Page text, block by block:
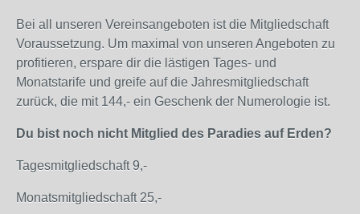
Bei all unseren Vereinsangeboten ist die Mitgliedschaft
Voraussetzung. Um maximal von unseren Angeboten zu
profitieren, erspare dir die lästigen Tages- und
Monatstarife und greife auf die Jahresmitgliedschaft
zurück, die mit 144,- ein Geschenk der Numerologie ist.
Du bist noch nicht Mitglied des Paradies auf Erden?
Tagesmitgliedschaft 9,-
Monatsmitgliedschaft 25,-